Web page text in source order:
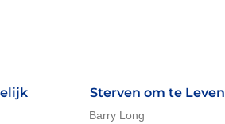
Sterven om te Leven
Barry Long